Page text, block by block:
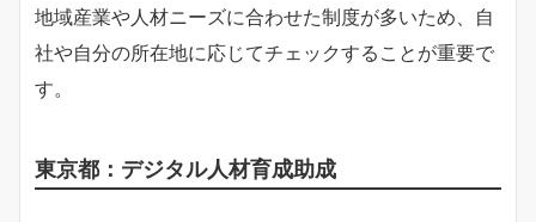
地域産業や人材ニーズに合わせた制度が多いため、自
社や自分の所在地に応じてチェックすることが重要で
す。
東京都：デジタル人材育成助成